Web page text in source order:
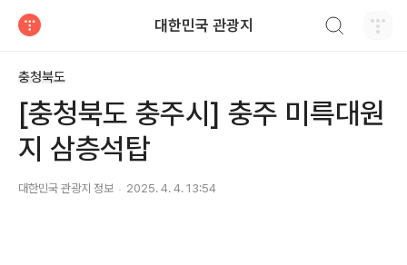
대한민국 관광지
충청북도
[충청북도 충주시] 충주 미륵대원
지 삼층석탑
대한민국 관광지 정보 2025. 4. 4. 13:54